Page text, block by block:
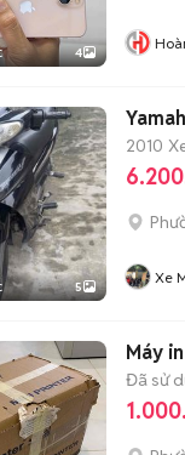
4
5
2010
Xe
Máy
Đã sử